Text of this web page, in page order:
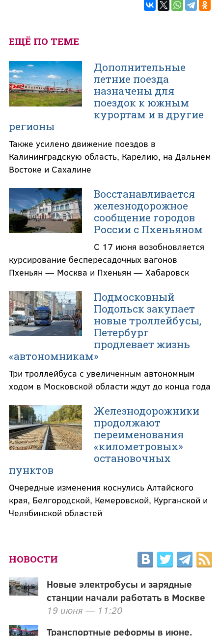
ЕЩЁ ПО ТЕМЕ
Дополнительные
летние поезда
назначены для
поездок к южным
курортам и в другие
регионы
Также усилено движение поездов в
Калининградскую область, Карелию, на Дальнем
Востоке и Сахалине
Восстанавливается
железнодорожное
сообщение городов
России с Пхеньяном
С 17 июня возобновляется
курсирование беспересадочных вагонов
Пхеньян — Москва и Пхеньян — Хабаровск
Подмосковный
Подольск закупает
новые троллейбусы,
Петербург
продлевает жизнь
«автономникам»
Три троллейбуса с увеличенным автономным
ходом в Московской области ждут до конца года
Железнодорожники
продолжают
переименования
«километровых»
остановочных
пунктов
Очередные изменения коснулись Алтайского
края, Белгородской, Кемеровской, Курганской и
Челябинской областей
НОВОСТИ
Новые электробусы и зарядные
станции начали работать в Москве
19 июня — 11:20
Транспортные реформы в июне.